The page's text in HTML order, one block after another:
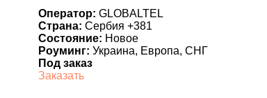
Оператор: GLOBALTEL
Страна: Сербия +381
Состояние: Новое
Роуминг: Украина, Европа, СНГ
Под заказ
Заказать